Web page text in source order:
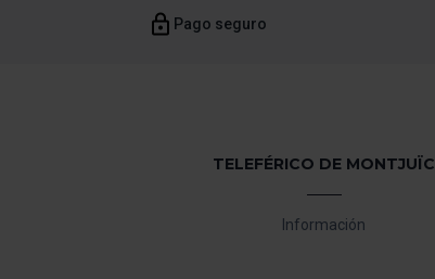
Pago seguro
TELEFÉRICO DE MONTJUÏC
Información